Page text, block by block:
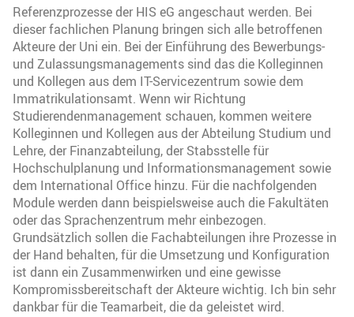
Referenzprozesse der HIS eG angeschaut werden. Bei
dieser fachlichen Planung bringen sich alle betroffenen
Akteure der Uni ein. Bei der Einführung des Bewerbungs-
und Zulassungsmanagements sind das die Kolleginnen
und Kollegen aus dem IT-Servicezentrum sowie dem
Immatrikulationsamt. Wenn wir Richtung
Studierendenmanagement schauen, kommen weitere
Kolleginnen und Kollegen aus der Abteilung Studium und
Lehre, der Finanzabteilung, der Stabsstelle für
Hochschulplanung und Informationsmanagement sowie
dem International Office hinzu. Für die nachfolgenden
Module werden dann beispielsweise auch die Fakultäten
oder das Sprachenzentrum mehr einbezogen.
Grundsätzlich sollen die Fachabteilungen ihre Prozesse in
der Hand behalten, für die Umsetzung und Konfiguration
ist dann ein Zusammenwirken und eine gewisse
Kompromissbereitschaft der Akteure wichtig. Ich bin sehr
dankbar für die Teamarbeit, die da geleistet wird.